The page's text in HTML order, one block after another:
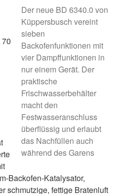
Der neue BD 6340.0 von
Küppersbusch vereint
sieben
Backofenfunktionen mit
vier Dampffunktionen in
nur einem Gerät. Der
praktische
Frischwasserbehälter
macht den
Festwasseranschluss
überflüssig und erlaubt
das Nachfüllen auch
während des Garens
Backofen-Katalysator,
schmutzige, fettige Bratenluft